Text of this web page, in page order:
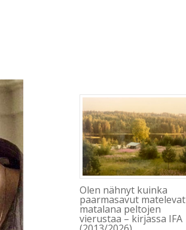
Olen nähnyt kuinka
paarmasavut matelevat
matalana peltojen
vierustaa – kirjassa IFA